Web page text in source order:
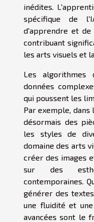
inédites.
spécifique de
d'apprendre et
contribuant
les arts visuels et
Les algorithmes
données
qui poussent les
Par exemple, dans
désormais des
les styles de
domaine des arts
créer des images
sur des
contemporaines.
générer des
une fluidité et une
avancées sont le